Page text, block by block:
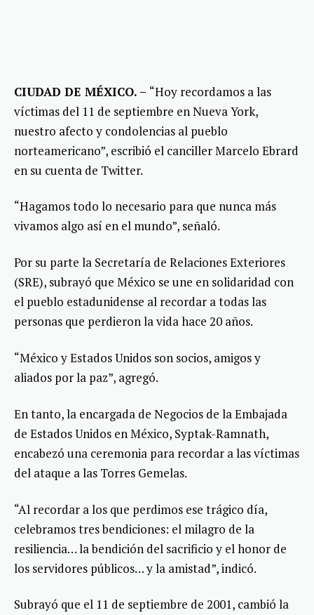
CIUDAD DE MÉXICO. – “Hoy recordamos a las
víctimas del 11 de septiembre en Nueva York,
nuestro afecto y condolencias al pueblo
norteamericano”, escribió el canciller Marcelo Ebrard
en su cuenta de Twitter.
“Hagamos todo lo necesario para que nunca más
vivamos algo así en el mundo”, señaló.
Por su parte la Secretaría de Relaciones Exteriores
(SRE), subrayó que México se une en solidaridad con
el pueblo estadunidense al recordar a todas las
personas que perdieron la vida hace 20 años.
“México y Estados Unidos son socios, amigos y
aliados por la paz”, agregó.
En tanto, la encargada de Negocios de la Embajada
de Estados Unidos en México, Syptak-Ramnath,
encabezó una ceremonia para recordar a las víctimas
del ataque a las Torres Gemelas.
“Al recordar a los que perdimos ese trágico día,
celebramos tres bendiciones: el milagro de la
resiliencia… la bendición del sacrificio y el honor de
los servidores públicos… y la amistad”, indicó.
Subrayó que el 11 de septiembre de 2001, cambió la